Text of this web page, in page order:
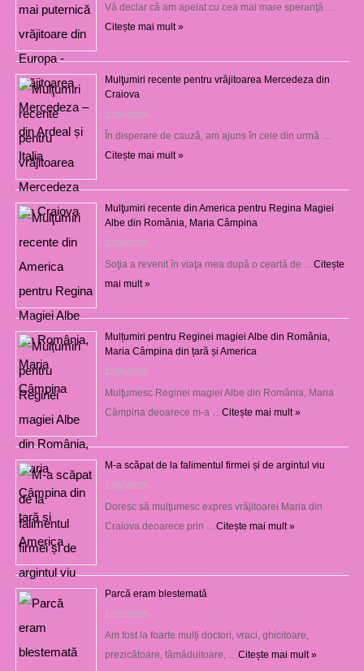
Vă declar că am apelat cu cea mai mare speranţă …
Citește mai mult »
Mulţumiri recente pentru vrăjitoarea Mercedeza din
Craiova
22/07/2026
În disperare de cauză, am ajuns în cele din urmă …
Citește mai mult »
Mulţumiri recente din America pentru Regina Magiei
Albe din România, Maria Câmpina
23/08/2025
Soţia a revenit în viaţa mea după o ceartă de … Citește
mai mult »
Mulțumiri pentru Reginei magiei Albe din România,
Maria Câmpina din țară și America
22/05/2025
Mulţumesc Reginei magiei Albe din România, Maria
Câmpina deoarece m-a … Citește mai mult »
M-a scăpat de la falimentul firmei și de argintul viu
13/03/2025
Doresc să mulţumesc expres vrăjitoarei Maria din
Craiova deoarece prin … Citește mai mult »
Parcă eram blestemată
12/03/2025
Am fost la foarte mulţi doctori, vraci, ghicitoare,
prezicătoare, tămăduitoare, … Citește mai mult »